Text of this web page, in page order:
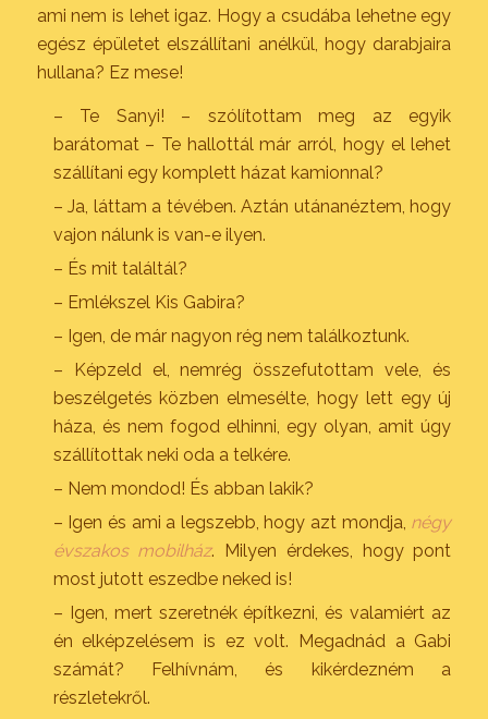
ami nem is lehet igaz. Hogy a csudába lehetne egy
egész épületet elszállítani anélkül, hogy darabjaira
hullana? Ez mese!
– Te Sanyi! – szólítottam meg az egyik
barátomat – Te hallottál már arról, hogy el lehet
szállítani egy komplett házat kamionnal?
– Ja, láttam a tévében. Aztán utánanéztem, hogy
vajon nálunk is van-e ilyen.
– És mit találtál?
– Emlékszel Kis Gabira?
– Igen, de már nagyon rég nem találkoztunk.
– Képzeld el, nemrég összefutottam vele, és
beszélgetés közben elmesélte, hogy lett egy új
háza, és nem fogod elhinni, egy olyan, amit úgy
szállítottak neki oda a telkére.
– Nem mondod! És abban lakik?
– Igen és ami a legszebb, hogy azt mondja, négy
évszakos mobilház. Milyen érdekes, hogy pont
most jutott eszedbe neked is!
– Igen, mert szeretnék építkezni, és valamiért az
én elképzelésem is ez volt. Megadnád a Gabi
számát? Felhívnám, és kikérdezném a
részletekről.